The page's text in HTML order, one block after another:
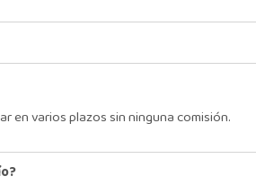
en varios plazos sin ninguna comisión.